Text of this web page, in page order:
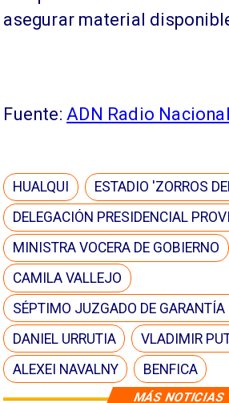
MÁS NOTICIAS
asegurar material
Fuente: ADN Radio Nacional
HUALQUI
ESTADIO 'ZORROS
DELEGACIÓN PRESIDENCIAL
MINISTRA VOCERA DE GOBIERNO
CAMILA VALLEJO
SÉPTIMO JUZGADO DE GARANTÍA
DANIEL URRUTIA
VLADIMIR
ALEXEI NAVALNY
BENFICA